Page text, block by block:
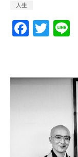
人生
F
a
e
b
o
T
w
er